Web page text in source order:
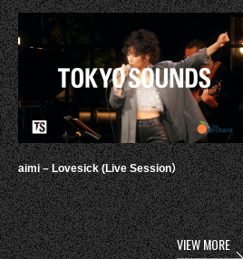
aimi – Lovesick (Live Session）
VIEW MORE